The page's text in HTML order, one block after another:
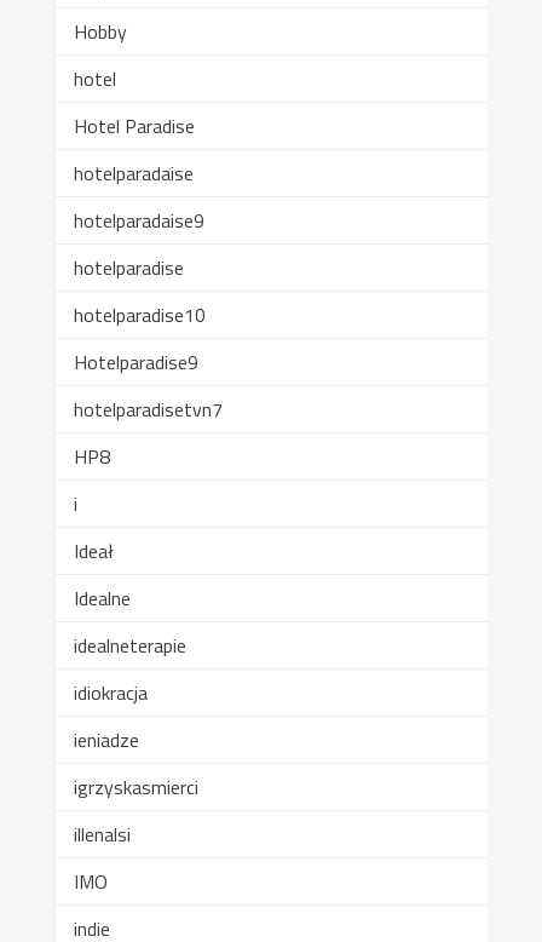
Hobby
hotel
Hotel Paradise
hotelparadaise
hotelparadaise9
hotelparadise
hotelparadise10
Hotelparadise9
hotelparadisetvn7
HP8
i
Ideał
Idealne
idealneterapie
idiokracja
ieniadze
igrzyskasmierci
illenalsi
IMO
indie